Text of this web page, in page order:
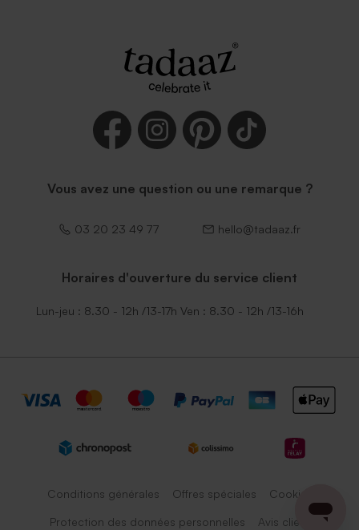
Vous avez une question ou une remarque ?
03 20 23 49 77 hello@tadaaz.fr
Horaires d'ouverture du service client
Lun-jeu : 8.30 - 12h /13-17h Ven : 8.30 - 12h /13-16h
Conditions générales Offres spéciales Cookies
Protection des données personnelles Avis client